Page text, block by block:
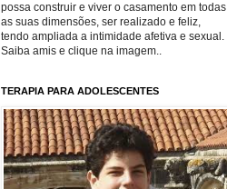
possa construir e viver o casamento em todas
as suas dimensões, ser realizado e feliz,
tendo ampliada a intimidade afetiva e sexual.
Saiba amis e clique na imagem..
TERAPIA PARA ADOLESCENTES